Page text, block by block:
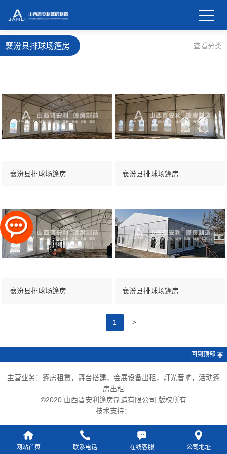
襄汾县排球场篷房 查看分类
襄汾县排球场篷房 襄汾县排球场篷房
襄汾县排球场篷房 襄汾县排球场篷房
1 >
网站首页 联系电话 在线客服 公司地址
回到顶部
主营业务：篷房租赁，舞台搭建，会展设备出租，灯光音响，活动篷
房出租
©2020 山西晋安利篷房制造有限公司 版权所有
技术支持：